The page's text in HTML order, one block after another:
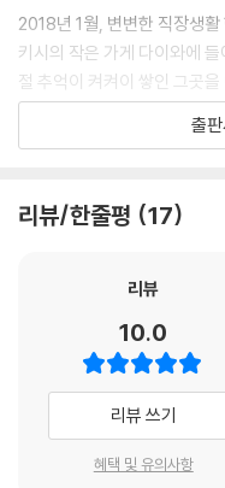
오직 하나, 정해둔 원칙이 있
내가 할 수 있는 것들을 하나
이것은 할아버지로부터는 장
어온 말이기도 했다. 전쟁에
버지와 할머니는 ‘절약’이라
이를 두고 ‘옛날 사람’이라고
--- p.36
쳐졌다. 오픈 전 준비를 위해
도는 긴 행렬이 만들어져 있
처음에는 이게 무슨 상황인
고객에게 왜 이러고 계신 거
어요.”라고 대답했다.
2018년 1월, 변변한 직장생
키시의 작은 가게 다이와에
절 추억이 켜켜이 쌓인 그곳
문이었다. 그날 이후 할아버
갔지만, 시금치와 열무를 구
“고오키, 걱정하지 마라. 너라
있는 과일만 팔아온 할아버
을 전환할 방법을 모색했다.
낸 상품이 속을 둥글게 파서
일을 통째 넣어 만든 후르츠
에 대한 소문은 멀리멀리 퍼
는 이들이 생겨났다.
출
리뷰/한줄평 17
리뷰
10.0
리뷰 쓰기
혜택 및 유의사항